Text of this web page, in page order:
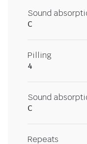
Sound
C
Pilling
4
Sound
C
Repeats